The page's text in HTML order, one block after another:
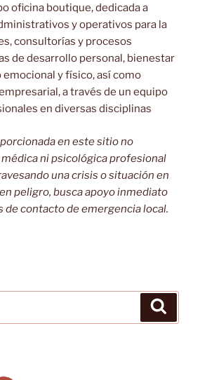
oficina boutique, dedicada a
y operativos para la
consultorías y procesos
de desarrollo personal, bienestar
y físico, así como
a través de un equipo
en diversas disciplinas
en este sitio no
ni psicológica profesional
una crisis o situación en
peligro, busca apoyo inmediato
de contacto de emergencia local.